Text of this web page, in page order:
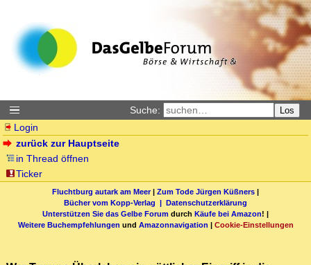
Suche: Los
Login
zurück zur Hauptseite
in Thread öffnen
Ticker
Fluchtburg autark am Meer| Zum Tode Jürgen Küßners |
Bücher vom Kopp-Verlag | Datenschutzerklärung
Unterstützen Sie das Gelbe Forum durch Käufe bei Amazon! |
Weitere Buchempfehlungen und Amazonnavigation | Cookie-Einstellungen